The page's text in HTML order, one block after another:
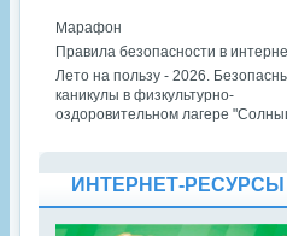
Марафон
Правила безопасности в
Лето на пользу - 2026.
каникулы в физкультурно-
оздоровительном лагере
ИНТЕРНЕТ-РЕСУРСЫ